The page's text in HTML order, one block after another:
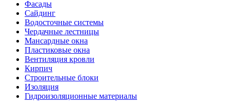
Фасады
Сайдинг
Водосточные системы
Чердачные лестницы
Мансардные окна
Пластиковые окна
Вентиляция кровли
Кирпич
Строительные блоки
Изоляция
Гидроизоляционные материалы